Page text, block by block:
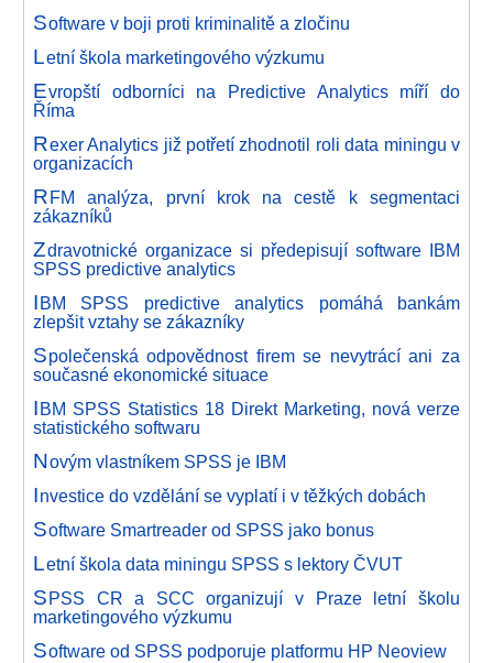
Software v boji proti kriminalitě a zločinu
Letní škola marketingového výzkumu
Evropští odborníci na Predictive Analytics míří do
Říma
Rexer Analytics již potřetí zhodnotil roli data miningu v
organizacích
RFM analýza, první krok na cestě k segmentaci
zákazníků
Zdravotnické organizace si předepisují software IBM
SPSS predictive analytics
IBM SPSS predictive analytics pomáhá bankám
zlepšit vztahy se zákazníky
Společenská odpovědnost firem se nevytrácí ani za
současné ekonomické situace
IBM SPSS Statistics 18 Direkt Marketing, nová verze
statistického softwaru
Novým vlastníkem SPSS je IBM
Investice do vzdělání se vyplatí i v těžkých dobách
Software Smartreader od SPSS jako bonus
Letní škola data miningu SPSS s lektory ČVUT
SPSS CR a SCC organizují v Praze letní školu
marketingového výzkumu
Software od SPSS podporuje platformu HP Neoview